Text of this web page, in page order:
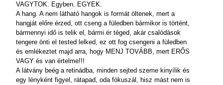
VAGYTOK. Egyben. EGYEK.
A hang. A nem látható hangok is formát öltenek, mert a
hangját előre érzed, ott cseng a füledben bármikor is történt,
bármennyi idő is telik el, bármi ér téged, akár csalódások
tengere önti el tested lelked, ez ott fog csengeni a füledben
és emlékeztet majd arra, hogy MENJ TOVÁBB, mert ERŐS
VAGY és van értelme!!!
A látvány beég a retinádba, minden sejted szeme kinyílik és
egy lényként figyel, rátapad, oda fókuszál, hisz mást nem is